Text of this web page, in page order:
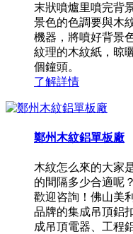
末狀噴爐里噴完背
景色的色調要與木
機器，將噴好背景
紋理的木紋紙，晾
個鐘頭。
了解詳情
鄭州木紋鋁單板廠
木紋怎么來的大家
的間隔多少合適呢
歡迎咨詢！佛山美
品牌的集成吊頂鋁
成吊頂電器、工程